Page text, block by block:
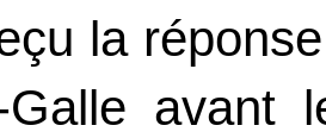
la
Galle avant